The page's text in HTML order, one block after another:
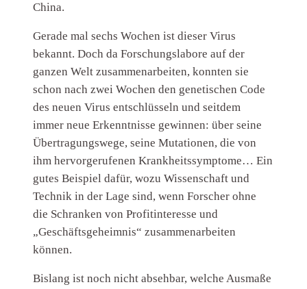
China.
Gerade mal sechs Wochen ist dieser Virus
bekannt. Doch da Forschungslabore auf der
ganzen Welt zusammenarbeiten, konnten sie
schon nach zwei Wochen den genetischen Code
des neuen Virus entschlüsseln und seitdem
immer neue Erkenntnisse gewinnen: über seine
Übertragungswege, seine Mutationen, die von
ihm hervorgerufenen Krankheitssymptome… Ein
gutes Beispiel dafür, wozu Wissenschaft und
Technik in der Lage sind, wenn Forscher ohne
die Schranken von Profitinteresse und
„Geschäftsgeheimnis“ zusammenarbeiten
können.
Bislang ist noch nicht absehbar, welche Ausmaße